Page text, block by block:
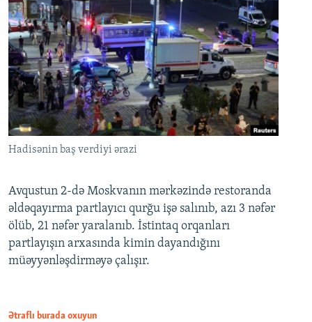
Hadisənin baş verdiyi ərazi
Avqustun 2-də Moskvanın mərkəzində restoranda
əldəqayırma partlayıcı qurğu işə salınıb, azı 3 nəfər
ölüb, 21 nəfər yaralanıb. İstintaq orqanları
partlayışın arxasında kimin dayandığını
müəyyənləşdirməyə çalışır.
Ətraflı burada oxuyun